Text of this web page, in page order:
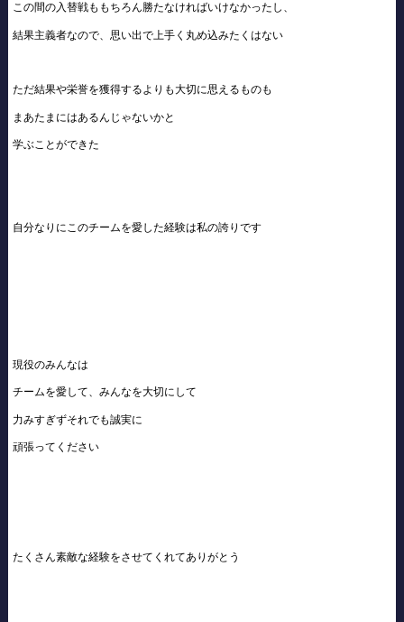
この間の入替戦ももちろん勝たなければいけなかったし、
結果主義者なので、思い出で上手く丸め込みたくはない
ただ結果や栄誉を獲得するよりも大切に思えるものも
まあたまにはあるんじゃないかと
学ぶことができた
自分なりにこのチームを愛した経験は私の誇りです
現役のみんなは
チームを愛して、みんなを大切にして
力みすぎずそれでも誠実に
頑張ってください
たくさん素敵な経験をさせてくれてありがとう